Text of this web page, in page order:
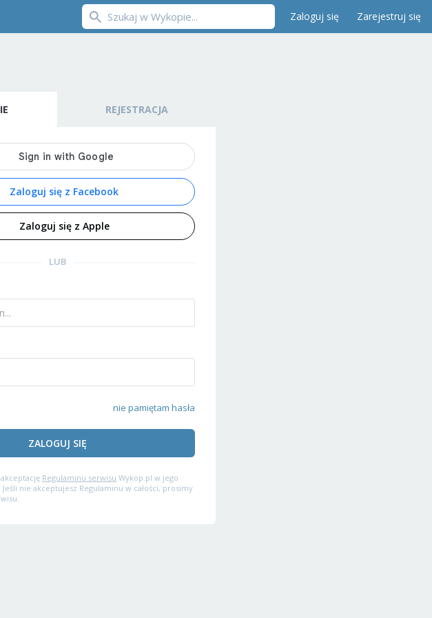
Zaloguj się Zarejestruj się
REJESTRACJA
Zaloguj się z Facebook
Zaloguj się z Apple
LUB
nie pamiętam hasła
ZALOGUJ SIĘ
Regulaminu serwisu Wykop.pl w jego
nie akceptujesz Regulaminu w całości, prosimy